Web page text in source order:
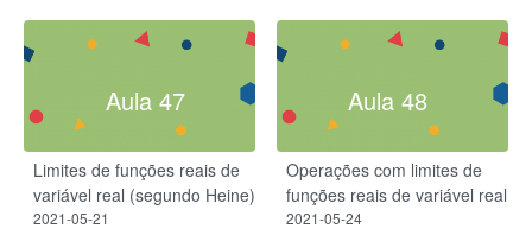
Aula 47
Limites de funções reais de
variável real (segundo Heine)
2021-05-21
Aula 48
Operações com limites de
funções reais de variável real
2021-05-24